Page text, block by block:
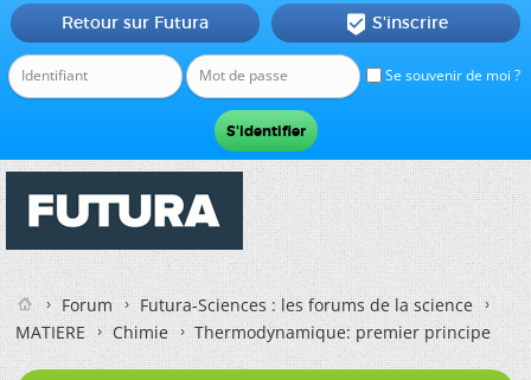
Se souvenir de moi ?
Retour sur Futura  S'inscrire
Forum
Futura-Sciences : les forums de la science
MATIERE
Chimie Thermodynamique: premier principe